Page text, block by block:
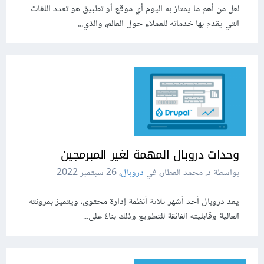
لعل من أهم ما يمتاز به اليوم أي موقع أو تطبيق هو تعدد اللغات
التي يقدم بها خدماته للعملاء حول العالم، والذي...
وحدات دروبال المهمة لغير المبرمجين
بواسطة د. محمد العطار، في دروبال،26 سبتمبر 2022
يعد دروبال أحد أشهر ثلاثة أنظمة إدارة محتوى، ويتميز بمرونته
العالية وقابليته الفائقة للتطويع وذلك بناءً على...